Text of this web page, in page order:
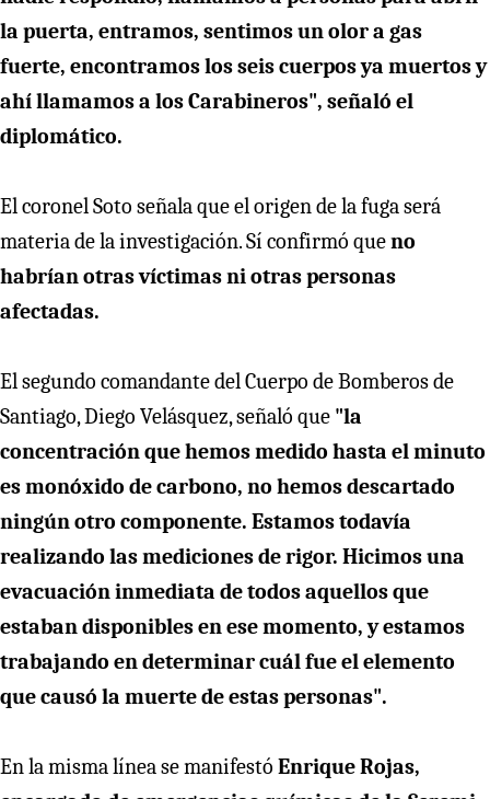
la puerta, entramos, sentimos un olor a gas
fuerte, encontramos los seis cuerpos ya muertos y
ahí llamamos a los Carabineros", señaló el
diplomático.
El coronel Soto señala que el origen de la fuga será
materia de la investigación. Sí confirmó queno
habrían otras víctimas ni otras personas
afectadas.
El segundo comandante del Cuerpo de Bomberos de
Santiago, Diego Velásquez, señaló que "la
concentración que hemos medido hasta el minuto
es monóxido de carbono, no hemos descartado
ningún otro componente. Estamos todavía
realizando las mediciones de rigor. Hicimos una
evacuación inmediata de todos aquellos que
estaban disponibles en ese momento, y estamos
trabajando en determinar cuál fue el elemento
que causó la muerte de estas personas".
En la misma línea se manifestó Enrique Rojas,